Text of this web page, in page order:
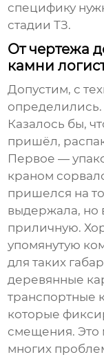
специфику
стадии ТЗ.
От чертежа
камни
Допустим, с
Казалось бы,
пришёл,
Первое —
краном
пришелся на
выдержала, но
приличную.
упомянутую
для таких
деревянные
транспортные
которые
смещения. Это
многих